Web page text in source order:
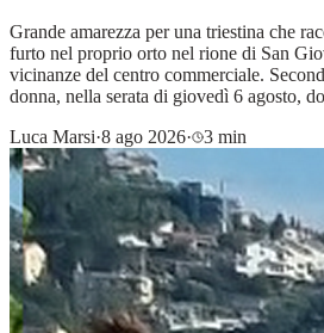
Grande amarezza per una triestina che
furto nel proprio orto nel rione di San
vicinanze del centro commerciale.
donna, nella serata di giovedì 6 agosto,
Luca Marsi·8 ago 2026· 3 min